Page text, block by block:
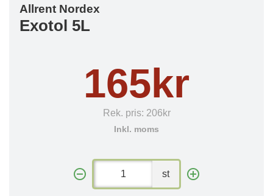
Allrent Nordex
Exotol 5L
165kr
Rek. pris: 206kr
Inkl. moms
st